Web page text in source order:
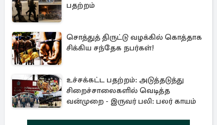
பதற்றம்
சொத்துத் திருட்டு வழக்கில் கொத்தாக
சிக்கிய சந்தேக நபர்கள்!
உச்சக்கட்ட பதற்றம்: அடுத்தடுத்து
சிறைச்சாலைகளில் வெடித்த
வன்முறை - இருவர் பலி: பலர் காயம்